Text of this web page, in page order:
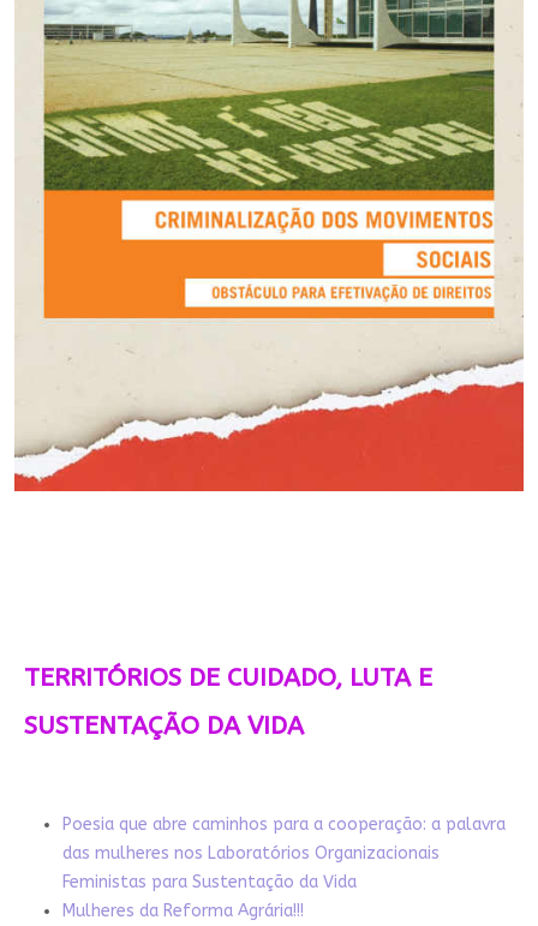
TERRITÓRIOS DE CUIDADO, LUTA E
SUSTENTAÇÃO DA VIDA
Poesia que abre caminhos para a cooperação: a palavra
das mulheres nos Laboratórios Organizacionais
Feministas para Sustentação da Vida
Mulheres da Reforma Agrária!!!